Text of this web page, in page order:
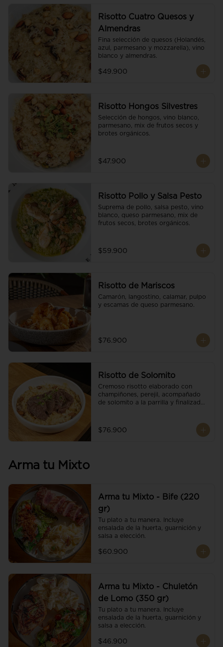
Risotto Cuatro Quesos y
Almendras
Fina selección de quesos (Holandés,
azul, parmesano y mozzarella), vino
blanco y almendras.
$49.900
Risotto Hongos Silvestres
Selección de hongos, vino blanco,
parmesano, mix de frutos secos y
brotes orgánicos.
$47.900
Risotto Pollo y Salsa Pesto
Suprema de pollo, salsa pesto, vino
blanco, queso parmesano, mix de
frutos secos, brotes orgánicos.
$59.900
Risotto de Mariscos
Camarón, langostino, calamar, pulpo
y escamas de queso parmesano.
$76.900
Risotto de Solomito
Cremoso risotto elaborado con
champiñones, perejil, acompañado
de solomito a la parrilla y finalizado
$76.900
Arma tu Mixto
Arma tu Mixto - Bife (220
gr)
Tu plato a tu manera. Incluye
ensalada de la huerta, guarnición y
salsa a elección.
$60.900
Arma tu Mixto - Chuletón
de Lomo (350 gr)
Tu plato a tu manera. Incluye
ensalada de la huerta, guarnición y
salsa a elección.
$46.900